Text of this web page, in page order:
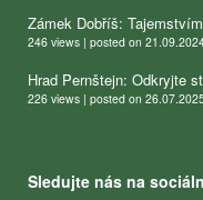
Zámek Dobříš:
246 views | posted on
Hrad Pernštejn: Odkryjte
226 views | posted on
Sledujte nás na